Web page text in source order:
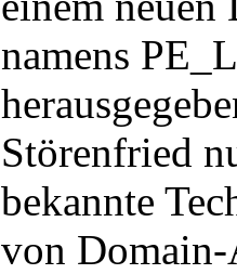
namens
Störenfried
bekannte
von Domain-